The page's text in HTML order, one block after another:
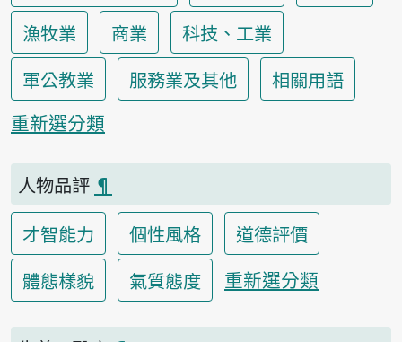
漁牧業
商業
科技、工業
軍公教業
服務業及其他
相關用語
重新選分類
人物品評 ¶
才智能力
個性風格
道德評價
體態樣貌
氣質態度 重新選分類